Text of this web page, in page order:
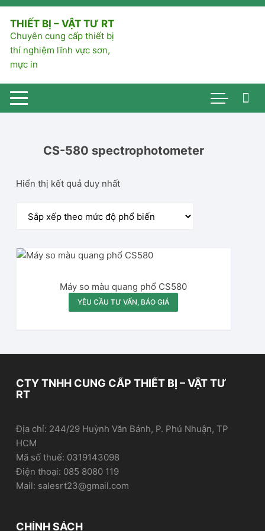
Chuyển
nội
dung
THIẾT BỊ – VẬT TƯ RT
Chuyên cung cấp thiết bị
thí nghiệm lĩnh vực sơn,
mực in
CS-580 spectrophotometer
Hiển thị kết quả duy nhất
Máy so màu quang phổ CS580
YÊU CẦU TƯ VẤN, BÁO GIÁ
CTY TNHH CUNG CẤP THIẾT BỊ – VẬT TƯ
RT
Địa chỉ: 244/29 Huỳnh Văn Bánh, P. Phú Nhuận, TP
HCM
Mã số thuế: 0319143098
Điện thoại: 085 8080 119
Mail: salesrt23@gmail.com
CHÍNH SÁCH